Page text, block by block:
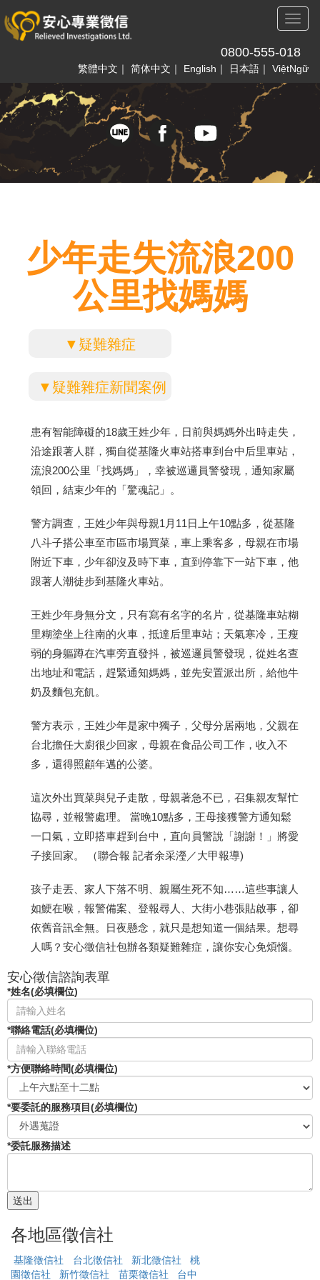
0800-555-018
繁體中文 ｜ 简体中文 ｜ English ｜ 日本語 ｜ ViệtNgữ
少年走失流浪200
公里找媽媽
▼疑難雜症
▼疑難雜症新聞案例
患有智能障礙的18歲王姓少年，日前與媽媽外出時走失，
沿途跟著人群，獨自從基隆火車站搭車到台中后里車站，
流浪200公里「找媽媽」，幸被巡邏員警發現，通知家屬
領回，結束少年的「驚魂記」。
警方調查，王姓少年與母親1月11日上午10點多，從基隆
八斗子搭公車至市區市場買菜，車上乘客多，母親在市場
附近下車，少年卻沒及時下車，直到停靠下一站下車，他
跟著人潮徒步到基隆火車站。
王姓少年身無分文，只有寫有名字的名片，從基隆車站糊
里糊塗坐上往南的火車，抵達后里車站；天氣寒冷，王瘦
弱的身軀蹲在汽車旁直發抖，被巡邏員警發現，從姓名查
出地址和電話，趕緊通知媽媽，並先安置派出所，給他牛
奶及麵包充飢。
警方表示，王姓少年是家中獨子，父母分居兩地，父親在
台北擔任大廚很少回家，母親在食品公司工作，收入不
多，還得照顧年邁的公婆。
這次外出買菜與兒子走散，母親著急不已，召集親友幫忙
協尋，並報警處理。 當晚10點多，王母接獲警方通知鬆
一口氣，立即搭車趕到台中，直向員警說「謝謝！」將愛
子接回家。 （聯合報 記者余采瀅／大甲報導)
孩子走丟、家人下落不明、親屬生死不知……這些事讓人
如鯁在喉，報警備案、登報尋人、大街小巷張貼啟事，卻
依舊音訊全無。日夜懸念，就只是想知道一個結果。想尋
人嗎？安心徵信社包辦各類疑難雜症，讓你安心免煩惱。
安心徵信諮詢表單
*姓名(必填欄位)
*聯絡電話(必填欄位)
*方便聯絡時間(必填欄位)
*要委託的服務項目(必填欄位)
*委託服務描述
各地區徵信社
基隆徵信社 台北徵信社 新北徵信社
桃
園徵信社
新竹徵信社 苗栗徵信社 台中